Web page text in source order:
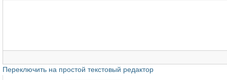
Переключить на простой текстовый редактор